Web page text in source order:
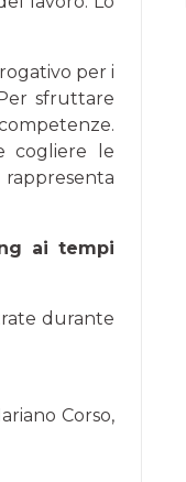
per i
sfruttare
cogliere le
ai tempi
durante
Corso,